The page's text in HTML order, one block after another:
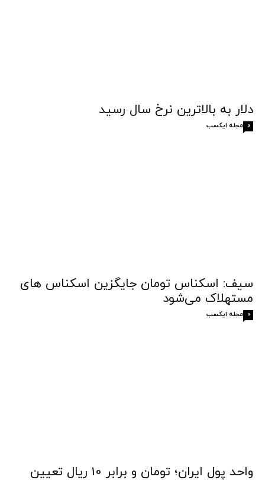
دلار به بالاترین نرخ سال رسید
مجله ایکسب 0
سیف: اسکناس تومان جایگزین اسکناس های
مستهلاک می‌شود
مجله ایکسب 0
واحد پول ایران؛ تومان و برابر 10 ریال تعیین